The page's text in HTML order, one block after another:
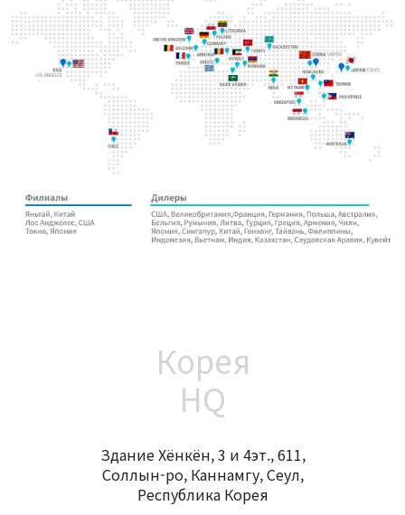
Корея
HQ
Здание Хёнкён, 3 и 4эт., 611,
Соллын-ро, Каннамгу, Сеул,
Республика Корея